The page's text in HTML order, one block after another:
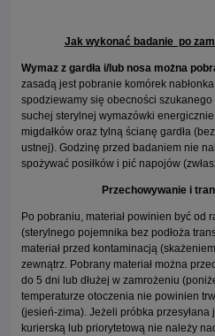
Jak wykonać badanie po
Wymaz z gardła i/lub nosa można
zasadą jest pobranie komórek
spodziewamy się obecności
suchej sterylnej wymazówki
migdałków oraz tylną ścianę gardła
ustnej). Godzinę przed badaniem nie
spożywać posiłków i pić napojów
Przechowywanie i
Po pobraniu, materiał powinien być od
(sterylnego pojemnika bez podłoża
materiał przed kontaminacją
zewnątrz. Pobrany materiał można
do 5 dni lub dłużej w zamrożeniu
temperaturze otoczenia nie powinien
(jesień-zima). Jeżeli próbka przesyłana
kurierską lub priorytetową nie należy